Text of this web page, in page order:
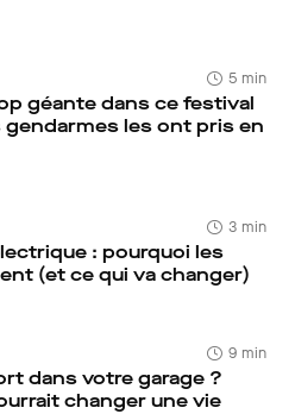
5 min
géante dans ce festival
gendarmes les ont pris en
3 min
: pourquoi les
(et ce qui va changer)
9 min
dans votre garage ?
changer une vie